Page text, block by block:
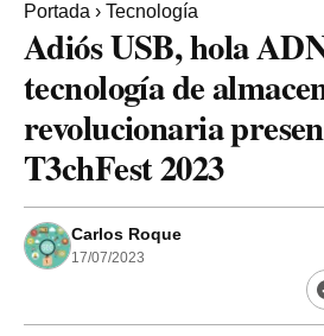
Portada › Tecnología
Adiós USB, hola
tecnología de
revolucionaria
T3chFest 2023
Carlos Roque
17/07/2023